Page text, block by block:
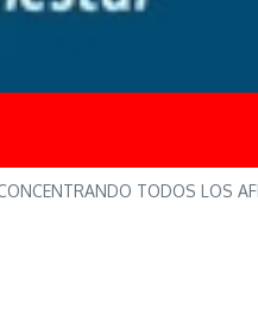
TODOS LOS